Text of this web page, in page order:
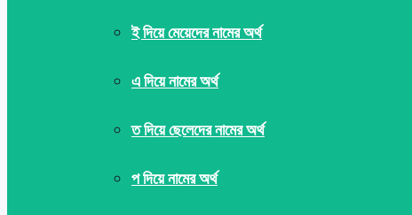
ই দিয়ে মেয়েদের নামের অর্থ
এ দিয়ে নামের অর্থ
ত দিয়ে ছেলেদের নামের অর্থ
প দিয়ে নামের অর্থ